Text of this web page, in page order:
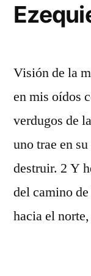
Visión de la
en mis oídos
verdugos de
uno trae en
destruir. 2 Y
del camino
hacia el